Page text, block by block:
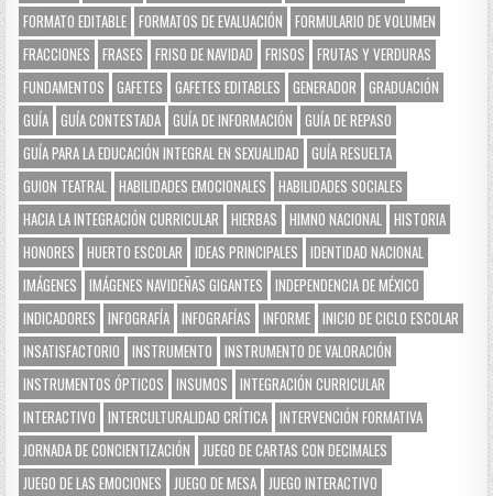
FORMATO EDITABLE FORMATOS DE EVALUACIÓN
FORMULARIO DE VOLUMEN
FRACCIONES
FRASES FRISO DE NAVIDAD FRISOS
FRUTAS Y VERDURAS
FUNDAMENTOS
GAFETES GAFETES EDITABLES GENERADOR
GRADUACIÓN
GUÍA GUÍA CONTESTADA GUÍA DE INFORMACIÓN
GUÍA DE REPASO
GUÍA PARA LA EDUCACIÓN INTEGRAL EN SEXUALIDAD
GUÍA RESUELTA
GUION TEATRAL
HABILIDADES EMOCIONALES
HABILIDADES SOCIALES
HACIA LA INTEGRACIÓN CURRICULAR
HIERBAS HIMNO NACIONAL
HISTORIA
HONORES
HUERTO ESCOLAR IDEAS PRINCIPALES
IDENTIDAD NACIONAL
IMÁGENES
IMÁGENES NAVIDEÑAS GIGANTES
INDEPENDENCIA DE MÉXICO
INDICADORES
INFOGRAFÍA INFOGRAFÍAS INFORME INICIO DE CICLO ESCOLAR
INSATISFACTORIO
INSTRUMENTO
INSTRUMENTO DE VALORACIÓN
INSTRUMENTOS ÓPTICOS
INSUMOS
INTEGRACIÓN CURRICULAR
INTERACTIVO
INTERCULTURALIDAD CRÍTICA INTERVENCIÓN FORMATIVA
JORNADA DE CONCIENTIZACIÓN
JUEGO DE CARTAS CON DECIMALES
JUEGO DE LAS EMOCIONES
JUEGO DE MESA JUEGO INTERACTIVO